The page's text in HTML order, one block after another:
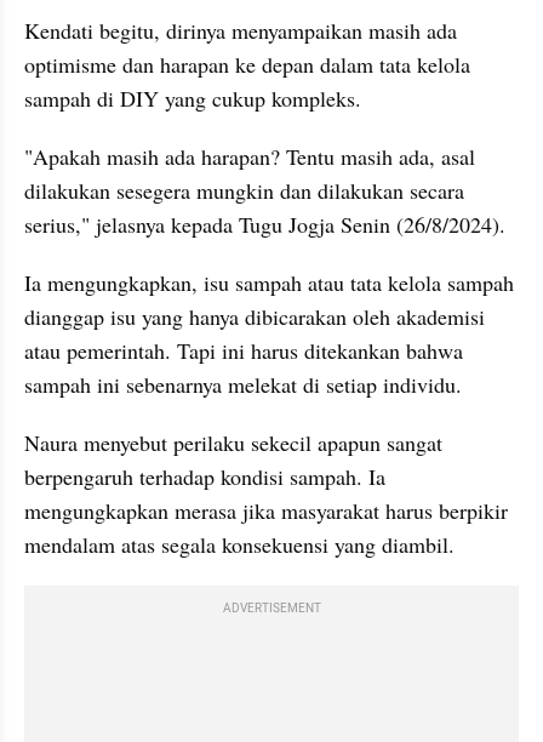
Kendati begitu, dirinya menyampaikan masih ada
optimisme dan harapan ke depan dalam tata kelola
sampah di DIY yang cukup kompleks.
"Apakah masih ada harapan? Tentu masih ada, asal
dilakukan sesegera mungkin dan dilakukan secara
serius," jelasnya kepada Tugu Jogja Senin (26/8/2024).
Ia mengungkapkan, isu sampah atau tata kelola sampah
dianggap isu yang hanya dibicarakan oleh akademisi
atau pemerintah. Tapi ini harus ditekankan bahwa
sampah ini sebenarnya melekat di setiap individu.
Naura menyebut perilaku sekecil apapun sangat
berpengaruh terhadap kondisi sampah. Ia
mengungkapkan merasa jika masyarakat harus berpikir
mendalam atas segala konsekuensi yang diambil.
ADVERTISEMENT